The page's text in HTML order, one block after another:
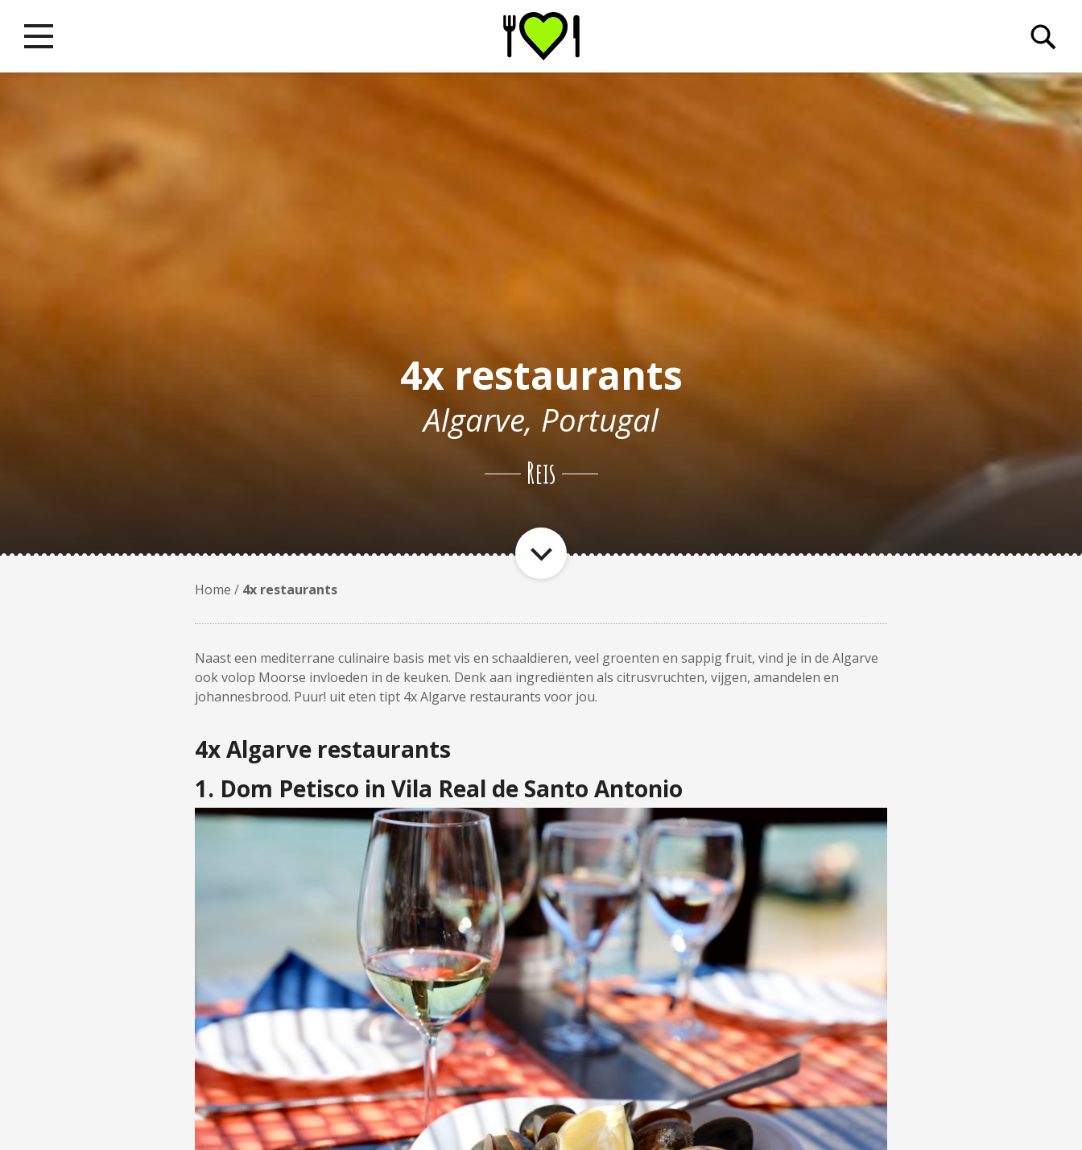
4x restaurants
Algarve, Portugal
Reis
Home / 4x restaurants
Naast een mediterrane culinaire basis met vis en schaaldieren, veel groenten en sappig fruit, vind je in de Algarve
ook volop Moorse invloeden in de keuken. Denk aan ingrediënten als citrusvruchten, vijgen, amandelen en
johannesbrood. Puur! uit eten tipt 4x Algarve restaurants voor jou.
4x Algarve restaurants
1. Dom Petisco in Vila Real de Santo Antonio